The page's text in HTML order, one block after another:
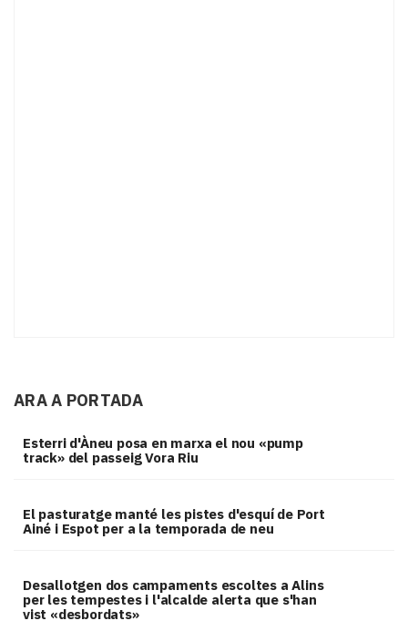
ARA A PORTADA
Esterri d'Àneu posa en marxa el nou «pump
track» del passeig Vora Riu
El pasturatge manté les pistes d'esquí de Port
Ainé i Espot per a la temporada de neu
​Desallotgen dos campaments escoltes a Alins
per les tempestes i l'alcalde alerta que s'han
vist «desbordats»